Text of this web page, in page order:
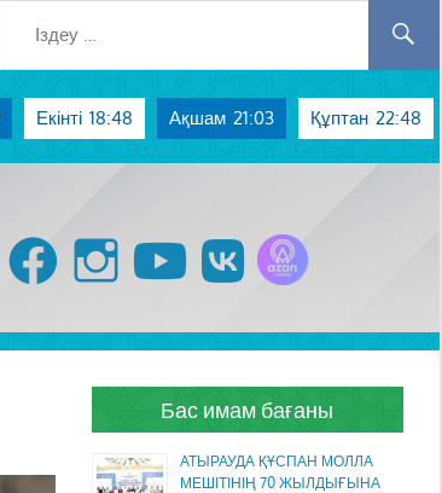
Екінті 18:48 Ақшам 21:03 Құптан 22:48
whatsapp facebook instagram youtubevk
Бас имам бағаны
АТЫРАУДА ҚҰСПАН МОЛЛА
МЕШІТІНІҢ 70 ЖЫЛДЫҒЫНА